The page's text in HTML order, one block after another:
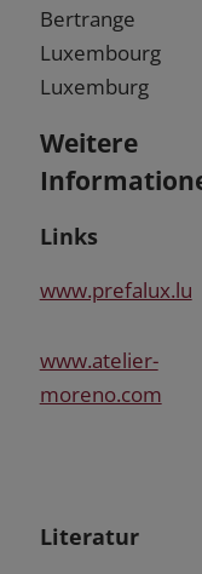
Bertrange
Luxembourg
Luxemburg
Weitere
Links
www.prefalux.lu
www.atelier-
moreno.com
Literatur